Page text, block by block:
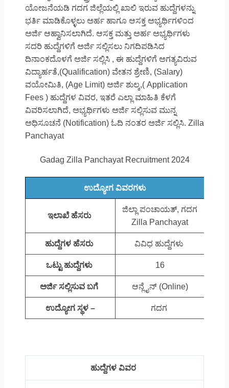
ಯೋಜನೆಯಡಿ ಗದಗ ಜಿಲ್ಲೆಯಲ್ಲಿ ಖಾಲಿ ಇರುವ ಹುದ್ದೆಗಳನ್ನು
ಭರ್ತಿ ಮಾಡಿಕೊಳ್ಳಲು ಅರ್ಹ ಹಾಗೂ ಆಸಕ್ತ ಅಭ್ಯರ್ಥಿಗಳಿಂದ
ಅರ್ಜಿ ಆಹ್ವಾನಿಸಲಾಗಿದೆ. ಆಸಕ್ತ ಮತ್ತು ಅರ್ಹ ಅಭ್ಯರ್ಥಿಗಳು
ಸದರಿ ಹುದ್ದೆಗಳಿಗೆ ಅರ್ಜಿ ಸಲ್ಲಿಸಲು ನಿಗದಿಪಡಿಸಿದ
ದಿನಾಂಕದೊಳಗೆ ಅರ್ಜಿ ಸಲ್ಲಿಸಿ , ಈ ಹುದ್ದೆಗಳಿಗೆ ಅಗತ್ಯವಿರುವ
ವಿದ್ಯಾರ್ಹತೆ,(Qualification) ವೇತನ ಶ್ರೇಣಿ, (Salary)
ವಯೋಮಿತಿ, (Age Limit) ಅರ್ಜಿ ಶುಲ್ಕ,( Application
Fees ) ಹುದ್ದೆಗಳ ವಿವರ, ಇತರೆ ಎಲ್ಲಾ ಮಾಹಿತಿ ಕೆಳಗೆ
ವಿವರಿಸಲಾಗಿದೆ, ಅಭ್ಯರ್ಥಿಗಳು ಅರ್ಜಿ ಸಲ್ಲಿಸುವ ಮುನ್ನ
ಅಧಿಸೂಚನೆ (Notification) ಓದಿ ನಂತರ ಅರ್ಜಿ ಸಲ್ಲಿಸಿ. Zilla
Panchayat
Gadag Zilla Panchayat Recruitment 2024
ಉದ್ಯೋಗ ವಿವರಗಳು
ಇಲಾಖೆ ಹೆಸರು
ಜಿಲ್ಲಾ ಪಂಚಾಯತ್, ಗದಗ
Zilla Panchayat
ಹುದ್ದೆಗಳ ಹೆಸರು ವಿವಿಧ ಹುದ್ದೆಗಳು
ಒಟ್ಟು ಹುದ್ದೆಗಳು 16
ಅರ್ಜಿ ಸಲ್ಲಿಸುವ ಬಗೆ ಆನ್ಲೈನ್ (Online)
ಉದ್ಯೋಗ ಸ್ಥಳ – ಗದಗ
ಹುದ್ದೆಗಳ ವಿವರ